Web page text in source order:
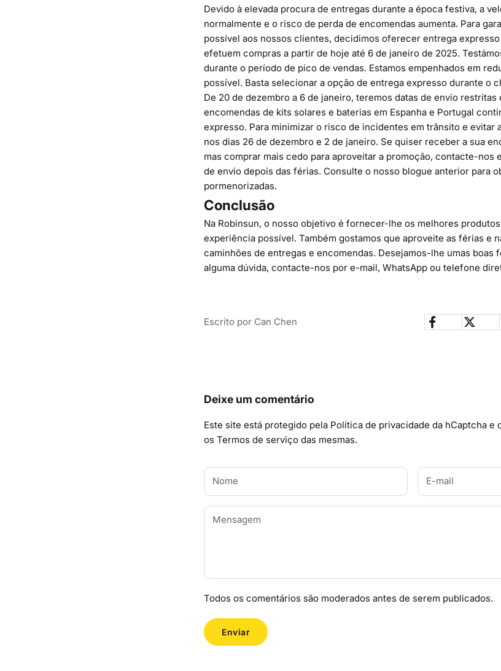
Devido à elevada procura de entregas durante a época festiva, a
normalmente e o risco de perda de encomendas aumenta. Para
possível aos nossos clientes, decidimos oferecer entrega
efetuem compras a partir de hoje até 6 de janeiro de 2025.
durante o período de pico de vendas. Estamos empenhados em
possível. Basta selecionar a opção de entrega expresso durante o
De 20 de dezembro a 6 de janeiro, teremos datas de envio restritas
encomendas de kits solares e baterias em Espanha e Portugal
expresso. Para minimizar o risco de incidentes em trânsito e evitar
nos dias 26 de dezembro e 2 de janeiro. Se quiser receber a sua
mas comprar mais cedo para aproveitar a promoção, contacte-nos
de envio depois das férias. Consulte o nosso blogue anterior para
pormenorizadas.
Conclusão
Na Robinsun, o nosso objetivo é fornecer-lhe os melhores
experiência possível. Também gostamos que aproveite as férias e
caminhões de entregas e encomendas. Desejamos-lhe umas boas
alguma dúvida, contacte-nos por e-mail, WhatsApp ou telefone
Escrito por Can Chen
Deixe um comentário
Este site está protegido pela Política de privacidade da hCaptcha e
os Termos de serviço das mesmas.
Todos os comentários são moderados antes de serem publicados.
Enviar